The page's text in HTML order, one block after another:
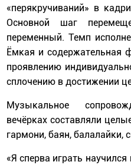
«перякручиваний» в
Основной шаг
переменный. Темп
Ёмкая и содержательная
проявлению
сплочению в достижении
Музыкальное
вечёрках составляли
гармони, баян, балалайки,
«Я сперва играть научился